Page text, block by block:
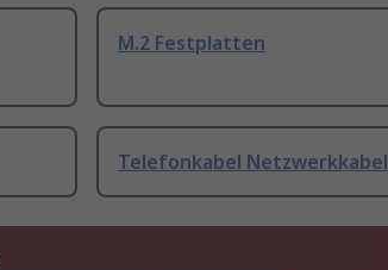
M.2 Festplatten
Telefonkabel Netzwerkkabel